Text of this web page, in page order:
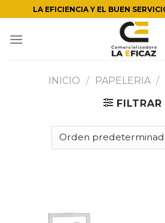
to
content
LA EFICIENCIA Y EL BUEN
INICIO / PAPELERIA /
FILTRAR